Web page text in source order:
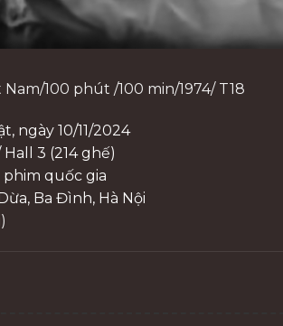
100 phút /100 min/1974/ T18
ngày 10/11/2024
3 (214 ghế)
quốc gia
Ba Đình, Hà Nội